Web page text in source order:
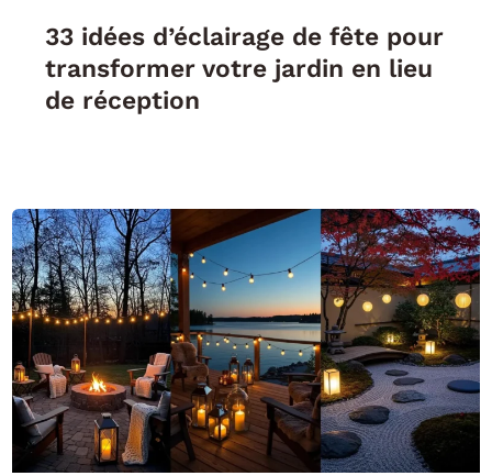
33 idées d’éclairage de fête pour
transformer votre jardin en lieu
de réception